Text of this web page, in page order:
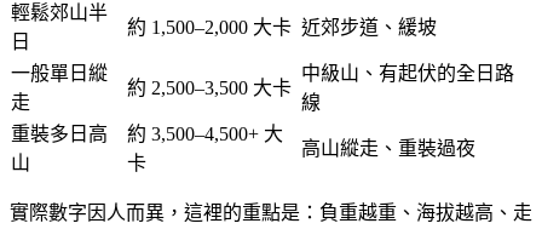
輕鬆郊山半
日
約 1,500–2,000 大卡 近郊步道、緩坡
一般單日縱
走
約 2,500–3,500 大卡
中級山、有起伏的全日路
線
重裝多日高
山
約 3,500–4,500+ 大
卡
高山縱走、重裝過夜
實際數字因人而異，這裡的重點是： 負重越重、海拔越高、走